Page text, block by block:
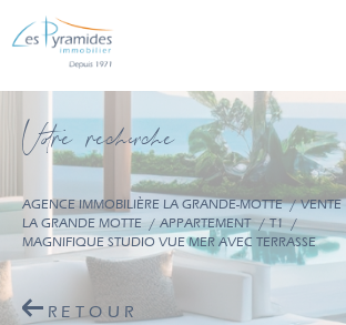
Vore recece
AGENCE IMMOBILIÈRE LA GRANDE-MOTTE
VENTE
LA GRANDE MOTTE
APPARTEMENT
T1
MAGNIFIQUE STUDIO VUE MER AVEC TERRASSE
RETOUR